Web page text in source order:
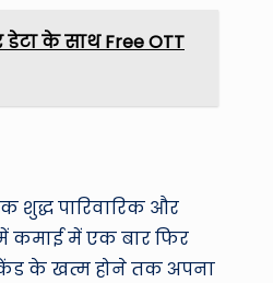
डेटा के साथ Free OTT
पारिवारिक और
कमाई में एक बार फिर
के खत्म होने तक अपना